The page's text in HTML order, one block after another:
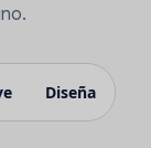
Diseña